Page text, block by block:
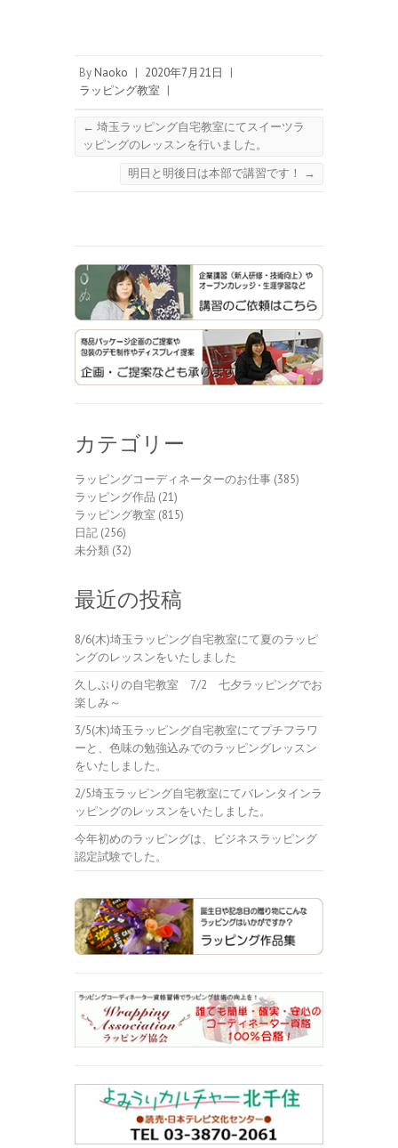
By Naoko | 2020年7月21日
|
ラッピング教室 |
← 埼玉ラッピング自宅教室にてスイーツラ
ッピングのレッスンを行いました。
明日と明後日は本部で講習です！
→
カテゴリー
ラッピングコーディネーターのお仕事 (385)
ラッピング作品 (21)
ラッピング教室 (815)
日記 (256)
未分類 (32)
最近の投稿
8/6(木)埼玉ラッピング自宅教室にて夏のラッピ
ングのレッスンをいたしました
久しぶりの自宅教室 7/2 七夕ラッピングでお
楽しみ～
3/5(木)埼玉ラッピング自宅教室にてプチフラワ
ーと、色味の勉強込みでのラッピングレッスン
をいたしました。
2/5埼玉ラッピング自宅教室にてバレンタインラ
ッピングのレッスンをいたしました。
今年初めのラッピングは、ビジネスラッピング
認定試験でした。